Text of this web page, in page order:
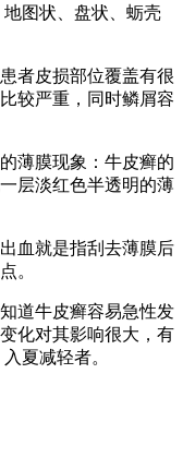
图状、盘状、蛎壳
者皮损部位覆盖有很
较严重，同时鳞屑容
薄膜现象：牛皮癣的
层淡红色半透明的薄
血就是指刮去薄膜后
。
道牛皮癣容易急性发
化对其影响很大，有
夏减轻者。